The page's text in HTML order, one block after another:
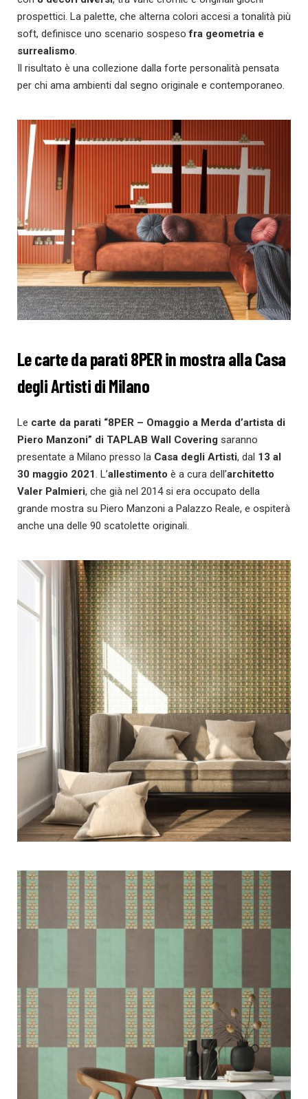
prospettici. La palette, che alterna colori accesi a tonalità più
soft, definisce uno scenario sospesofra geometria e
surrealismo.
Il risultato è una collezione dalla forte personalità pensata
per chi ama ambienti dal segno originale e contemporaneo.
Le carte da parati 8PER in mostra alla Casa
degli Artisti di Milano
Le carte da parati “8PER – Omaggio a Merda d’artista di
Piero Manzoni” di TAPLAB Wall Covering saranno
presentate a Milano presso la Casa degli Artisti, dal 13 al
30 maggio 2021. L’allestimento è a cura dell’architetto
Valer Palmieri, che già nel 2014 si era occupato della
grande mostra su Piero Manzoni a Palazzo Reale, e ospiterà
anche una delle 90 scatolette originali.